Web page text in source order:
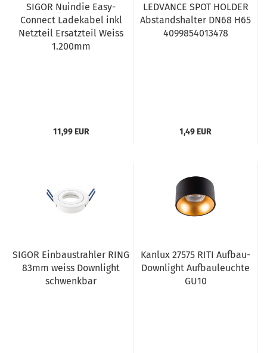
SIGOR Nuindie Easy-
Connect Ladekabel inkl
Netzteil Ersatzteil Weiss
1.200mm
11,99 EUR
LEDVANCE SPOT HOLDER
Abstandshalter DN68 H65
4099854013478
1,49 EUR
SIGOR Einbaustrahler RING
83mm weiss Downlight
schwenkbar
Kanlux 27575 RITI Aufbau-
Downlight Aufbauleuchte
GU10